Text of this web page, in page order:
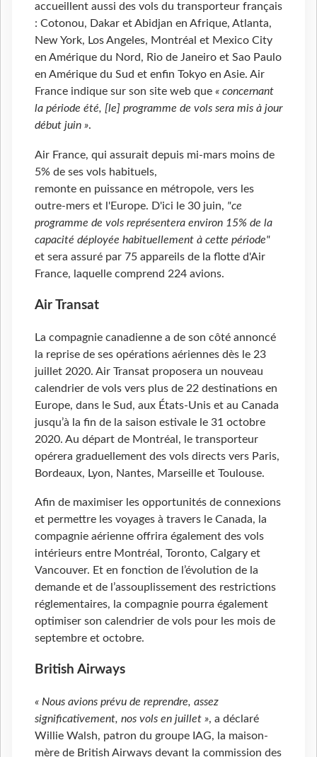
accueillent aussi des vols du transporteur français
: Cotonou, Dakar et Abidjan en Afrique, Atlanta,
New York, Los Angeles, Montréal et Mexico City
en Amérique du Nord, Rio de Janeiro et Sao Paulo
en Amérique du Sud et enfin Tokyo en Asie. Air
France indique sur son site web que « concernant
la période été, [le] programme de vols sera mis à jour
début juin ».
Air France, qui assurait depuis mi-mars moins de
5% de ses vols habituels,
remonte en puissance en métropole, vers les
outre-mers et l'Europe. D'ici le 30 juin, "ce
programme de vols représentera environ 15% de la
capacité déployée habituellement à cette période"
et sera assuré par 75 appareils de la flotte d'Air
France, laquelle comprend 224 avions.
Air Transat
La compagnie canadienne a de son côté annoncé
la reprise de ses opérations aériennes dès le 23
juillet 2020. Air Transat proposera un nouveau
calendrier de vols vers plus de 22 destinations en
Europe, dans le Sud, aux États-Unis et au Canada
jusqu’à la fin de la saison estivale le 31 octobre
2020. Au départ de Montréal, le transporteur
opérera graduellement des vols directs vers Paris,
Bordeaux, Lyon, Nantes, Marseille et Toulouse.
Afin de maximiser les opportunités de connexions
et permettre les voyages à travers le Canada, la
compagnie aérienne offrira également des vols
intérieurs entre Montréal, Toronto, Calgary et
Vancouver. Et en fonction de l’évolution de la
demande et de l’assouplissement des restrictions
réglementaires, la compagnie pourra également
optimiser son calendrier de vols pour les mois de
septembre et octobre.
British Airways
« Nous avions prévu de reprendre, assez
significativement, nos vols en juillet », a déclaré
Willie Walsh, patron du groupe IAG, la maison-
mère de British Airways devant la commission des